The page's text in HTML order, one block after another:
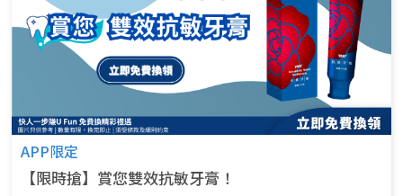
APP限定
【限時搶】賞您雙效抗敏牙膏！